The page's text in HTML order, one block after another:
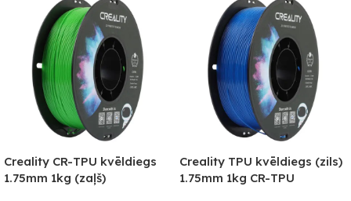
Creality CR-TPU kvēldiegs
1.75mm 1kg (zaļš)
Creality TPU kvēldiegs (zils)
1.75mm 1kg CR-TPU